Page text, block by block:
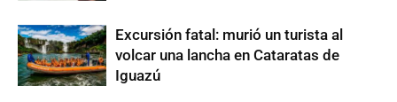
Excursión fatal: murió un turista al
volcar una lancha en Cataratas de
Iguazú